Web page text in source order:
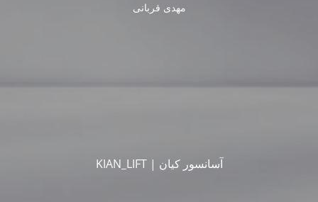
مهدی قربانی
آسانسور کیان | KIAN_LIFT